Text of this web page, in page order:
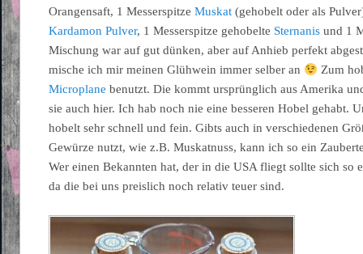
Orangensaft, 1 MesserspitzeMuskat (gehobelt oder als
Kardamon Pulver, 1 Messerspitze gehobelte Sternanis und 1
Mischung war auf gut dünken, aber auf Anhieb perfekt
mische ich mir meinen Glühwein immer selber an
Zum
Microplane benutzt. Die kommt ursprünglich aus Amerika
sie auch hier. Ich hab noch nie eine besseren Hobel gehabt.
hobelt sehr schnell und fein. Gibts auch in verschiedenen
Gewürze nutzt, wie z.B. Muskatnuss, kann ich so ein
Wer einen Bekannten hat, der in die USA fliegt sollte sich so
da die bei uns preislich noch relativ teuer sind.